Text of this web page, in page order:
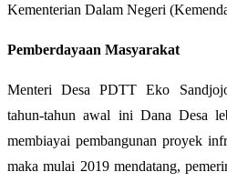
Kementerian Dalam Negeri
Pemberdayaan Masyarakat
Menteri Desa PDTT Eko
tahun-tahun awal ini Dana Desa
membiayai pembangunan proyek
maka mulai 2019 mendatang,